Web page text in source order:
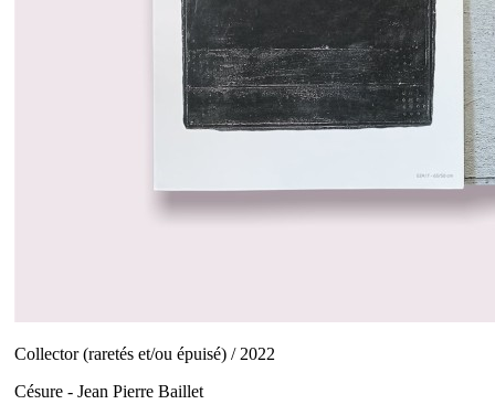
Collector (raretés et/ou épuisé) / 2022
Césure - Jean Pierre Baillet